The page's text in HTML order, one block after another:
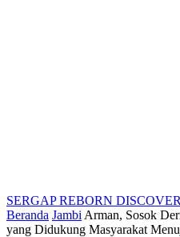
SERGAP REBORN
Beranda Jambi Arman, Sosok
yang Didukung Masyarakat